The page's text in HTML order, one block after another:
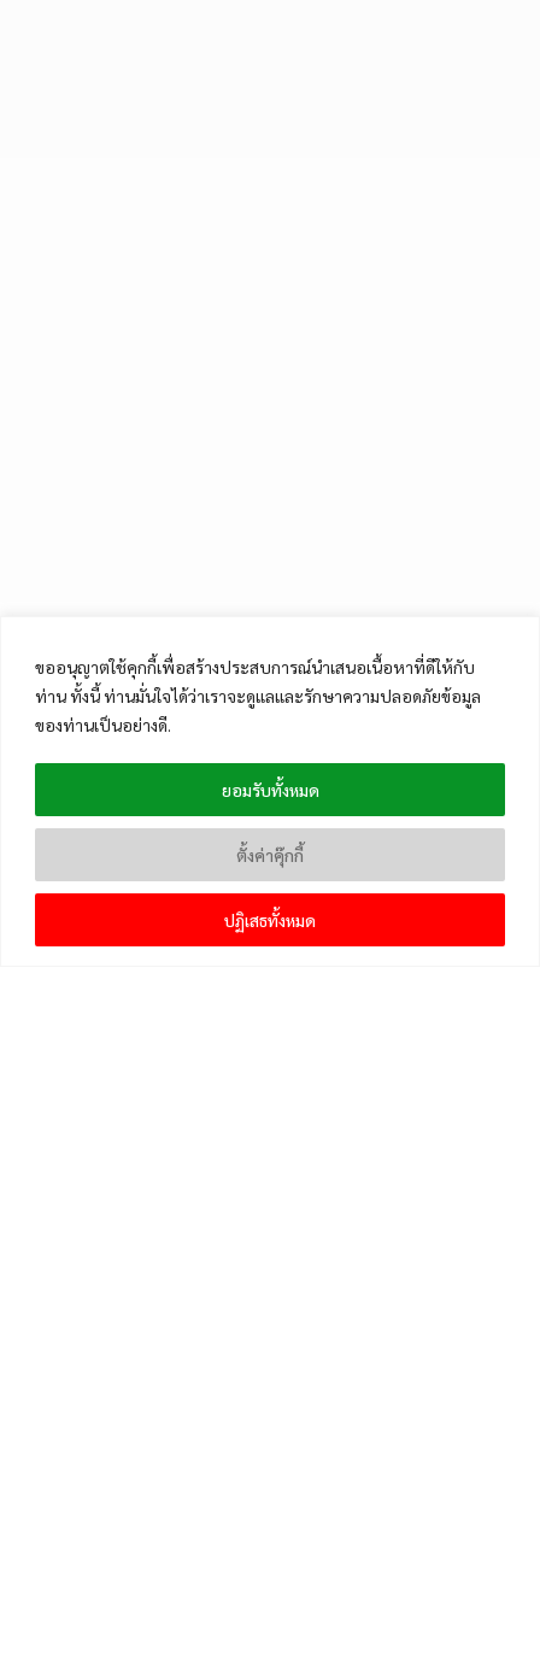
ขออนุญาตใช้คุกกี้เพื่อสร้างประสบการณ์นำเสนอเนื้อหาที่ดีให้กับ
ท่าน ทั้งนี้ ท่านมั่นใจได้ว่าเราจะดูแลและรักษาความปลอดภัยข้อมูล
ของท่านเป็นอย่างดี.
ตั้งค่าคุ๊กกี้
ปฏิเสธทั้งหมด
ยอมรับทั้งหมด